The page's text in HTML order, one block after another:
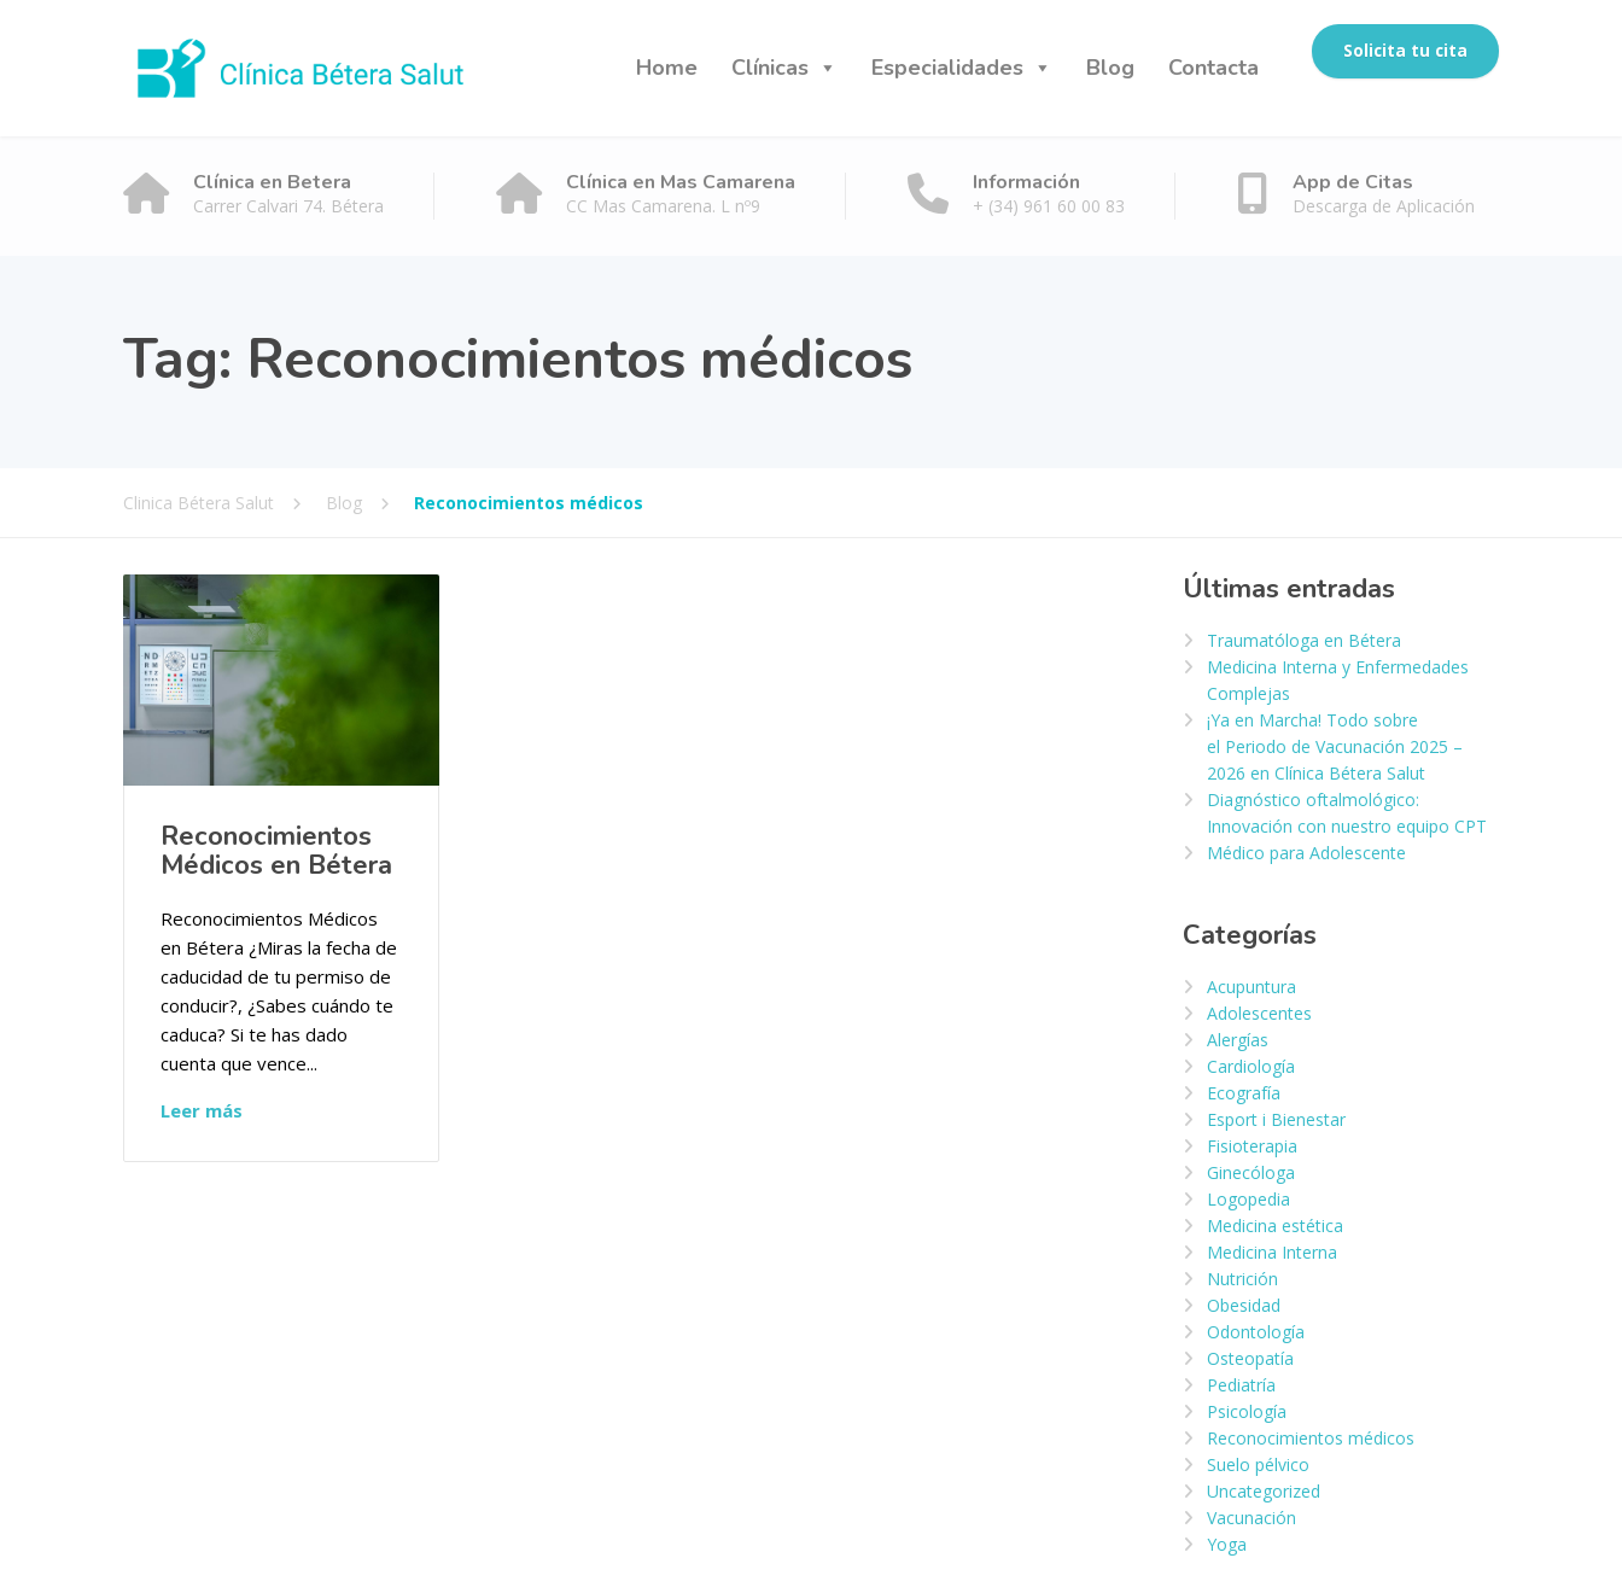
Home Clínicas Especialidades Blog Contacta
Solicita tu cita
Clínica en Betera
Carrer Calvari 74. Bétera
Clínica en Mas Camarena
CC Mas Camarena. L nº9
Información
+ (34) 961 60 00 83
App de Citas
Descarga de Aplicación
Tag: Reconocimientos médicos
Clinica Bétera Salut Blog Reconocimientos médicos
Reconocimientos
Médicos en Bétera
Reconocimientos Médicos
en Bétera ¿Miras la fecha de
caducidad de tu permiso de
conducir?, ¿Sabes cuándo te
caduca? Si te has dado
cuenta que vence...
Leer más
Últimas entradas
Traumatóloga en Bétera
Medicina Interna y Enfermedades
Complejas
¡Ya en Marcha! Todo sobre
el Periodo de Vacunación 2025 –
2026 en Clínica Bétera Salut
Diagnóstico oftalmológico:
Innovación con nuestro equipo CPT
Médico para Adolescente
Categorías
Acupuntura
Adolescentes
Alergías
Cardiología
Ecografía
Esport i Bienestar
Fisioterapia
Ginecóloga
Logopedia
Medicina estética
Medicina Interna
Nutrición
Obesidad
Odontología
Osteopatía
Pediatría
Psicología
Reconocimientos médicos
Suelo pélvico
Uncategorized
Vacunación
Yoga